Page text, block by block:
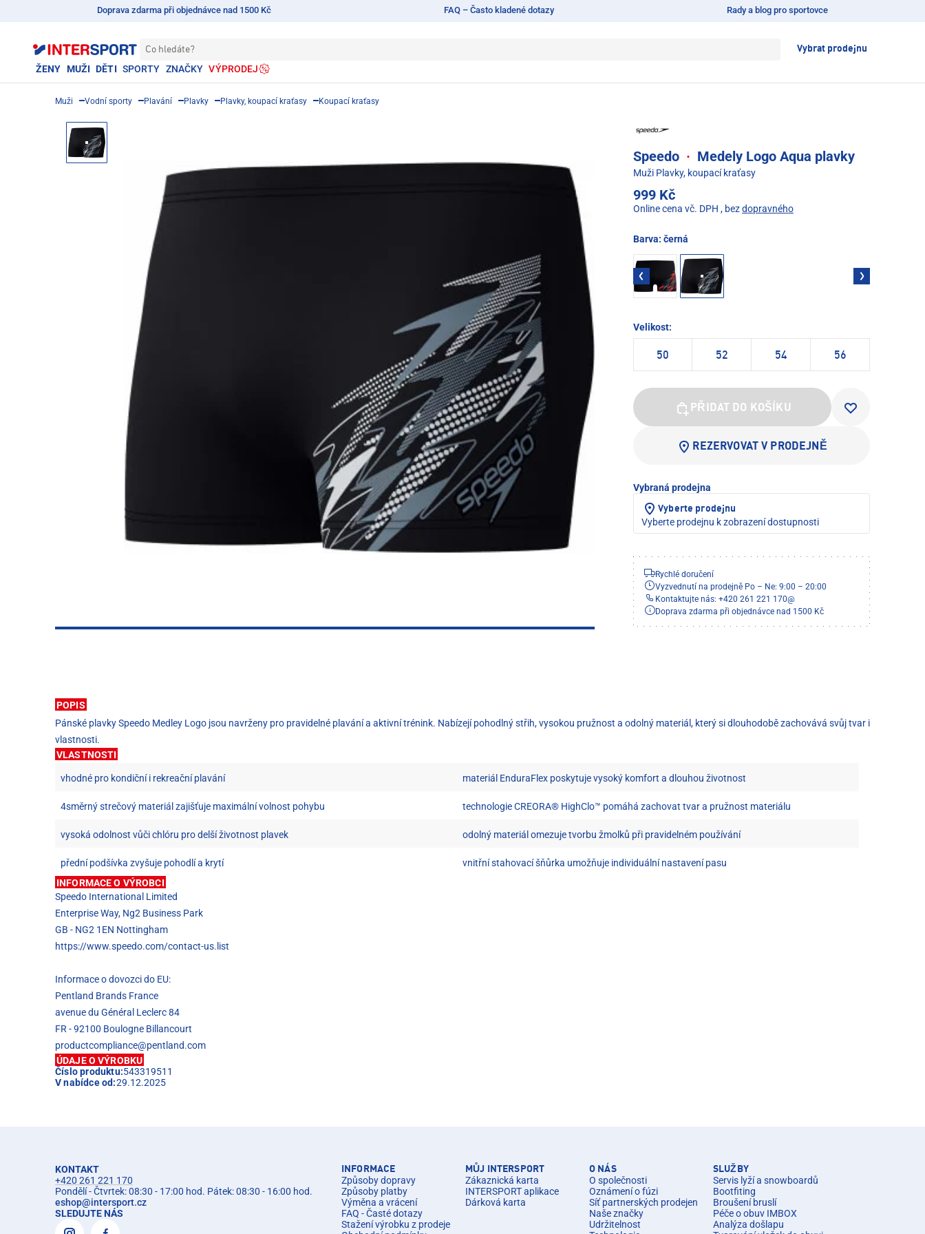
Doprava zdarma při objednávce nad 1500 Kč FAQ – Často kladené dotazy Rady a blog pro sportovce
Co hledáte? Vybrat prodejnu
ŽENY MUŽI DĚTI SPORTY ZNAČKY VÝPRODEJ
Muži Vodní sporty Plavání Plavky Plavky, koupací kraťasy Koupací kraťasy
Speedo · Medely Logo Aqua plavky
Muži Plavky, koupací kraťasy
999 Kč
Online cena vč. DPH , bezdopravného
Barva: černá
Velikost:
50 52 54 56
PŘIDAT DO KOŠÍKU
REZERVOVAT V PRODEJNĚ
Vybraná prodejna
Vyberte prodejnu
Vyberte prodejnu k zobrazení dostupnosti
Rychlé doručení
Vyzvednutí na prodejně Po – Ne: 9:00 – 20:00
Kontaktujte nás: +420 261 221 170@
Doprava zdarma při objednávce nad 1500 Kč
POPIS
Pánské plavky Speedo Medley Logo jsou navrženy pro pravidelné plavání a aktivní trénink. Nabízejí pohodlný střih, vysokou pružnost a odolný materiál, který si dlouhodobě zachovává svůj tvar i
vlastnosti.
VLASTNOSTI
vhodné pro kondiční i rekreační plavání materiál EnduraFlex poskytuje vysoký komfort a dlouhou životnost
4směrný strečový materiál zajišťuje maximální volnost pohybu technologie CREORA® HighClo™ pomáhá zachovat tvar a pružnost materiálu
vysoká odolnost vůči chlóru pro delší životnost plavek odolný materiál omezuje tvorbu žmolků při pravidelném používání
přední podšívka zvyšuje pohodlí a krytí
vnitřní stahovací šňůrka umožňuje individuální nastavení pasu
INFORMACE O VÝROBCI
Speedo International Limited
Enterprise Way, Ng2 Business Park
GB - NG2 1EN Nottingham
https://www.speedo.com/contact-us.list
Informace o dovozci do EU:
Pentland Brands France
avenue du Général Leclerc 84
FR - 92100 Boulogne Billancourt
productcompliance@pentland.com
ÚDAJE O VÝROBKU
Číslo produktu:543319511
V nabídce od:29.12.2025
KONTAKT
+420 261 221 170
Pondělí - Čtvrtek: 08:30 - 17:00 hod. Pátek: 08:30 - 16:00 hod.
eshop@intersport.cz
SLEDUJTE NÁS
INFORMACE
Způsoby dopravy
Způsoby platby
Výměna a vrácení
FAQ - Časté dotazy
Stažení výrobku z prodeje
MŮJ INTERSPORT
Zákaznická karta
INTERSPORT aplikace
Dárková karta
O NÁS
O společnosti
Oznámení o fúzi
Síť partnerských prodejen
Naše značky
Udržitelnost
SLUŽBY
Servis lyží a snowboardů
Bootfiting
Broušení bruslí
Péče o obuv IMBOX
Analýza došlapu